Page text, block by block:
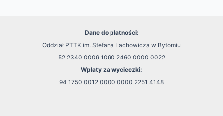
Dane do płatności:
Oddział PTTK im. Stefana Lachowicza w Bytomiu
52 2340 0009 1090 2460 0000 0022
Wpłaty za wycieczki:
94 1750 0012 0000 0000 2251 4148